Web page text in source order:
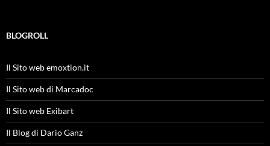
BLOGROLL
Il Sito web emoxtion.it
Il Sito web di Marcadoc
Il Sito web Exibart
Il Blog di Dario Ganz